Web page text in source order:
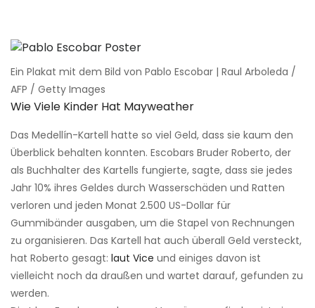
Ein Plakat mit dem Bild von Pablo Escobar | Raul Arboleda /
AFP / Getty Images
Wie Viele Kinder Hat Mayweather
Das Medellín-Kartell hatte so viel Geld, dass sie kaum den
Überblick behalten konnten. Escobars Bruder Roberto, der
als Buchhalter des Kartells fungierte, sagte, dass sie jedes
Jahr 10% ihres Geldes durch Wasserschäden und Ratten
verloren und jeden Monat 2.500 US-Dollar für
Gummibänder ausgaben, um die Stapel von Rechnungen
zu organisieren. Das Kartell hat auch überall Geld versteckt,
hat Roberto gesagt: laut Vice und einiges davon ist
vielleicht noch da draußen und wartet darauf, gefunden zu
werden.